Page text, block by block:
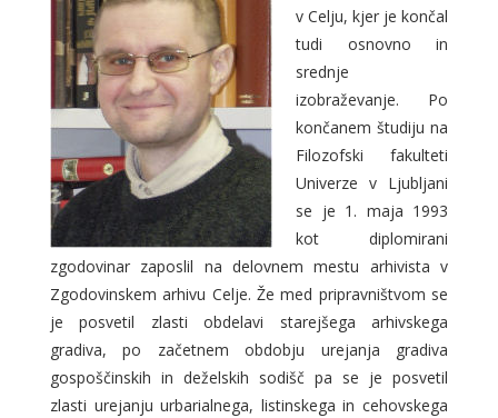
v Celju, kjer je končal
tudi osnovno in
srednje
izobraževanje. Po
končanem študiju na
Filozofski fakulteti
Univerze v Ljubljani
se je 1. maja 1993
kot diplomirani
zgodovinar zaposlil na delovnem mestu arhivista v
Zgodovinskem arhivu Celje. Že med pripravništvom se
je posvetil zlasti obdelavi starejšega arhivskega
gradiva, po začetnem obdobju urejanja gradiva
gospoščinskih in deželskih sodišč pa se je posvetil
zlasti urejanju urbarialnega, listinskega in cehovskega